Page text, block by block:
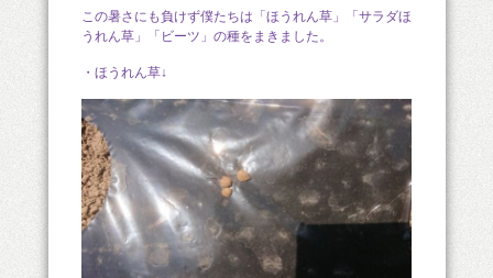
この暑さにも負けず僕たちは「ほうれん草」「サラダほ
うれん草」「ビーツ」の種をまきました。
・ほうれん草↓